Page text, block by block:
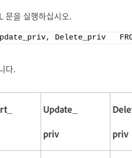
문을 실행하십시오.
Delete_priv   FROM
다.
Update_
priv
priv